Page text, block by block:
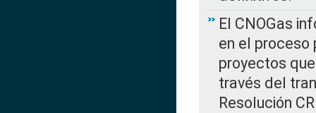
El CNOGas
en el proceso
proyectos
través del
Resolución